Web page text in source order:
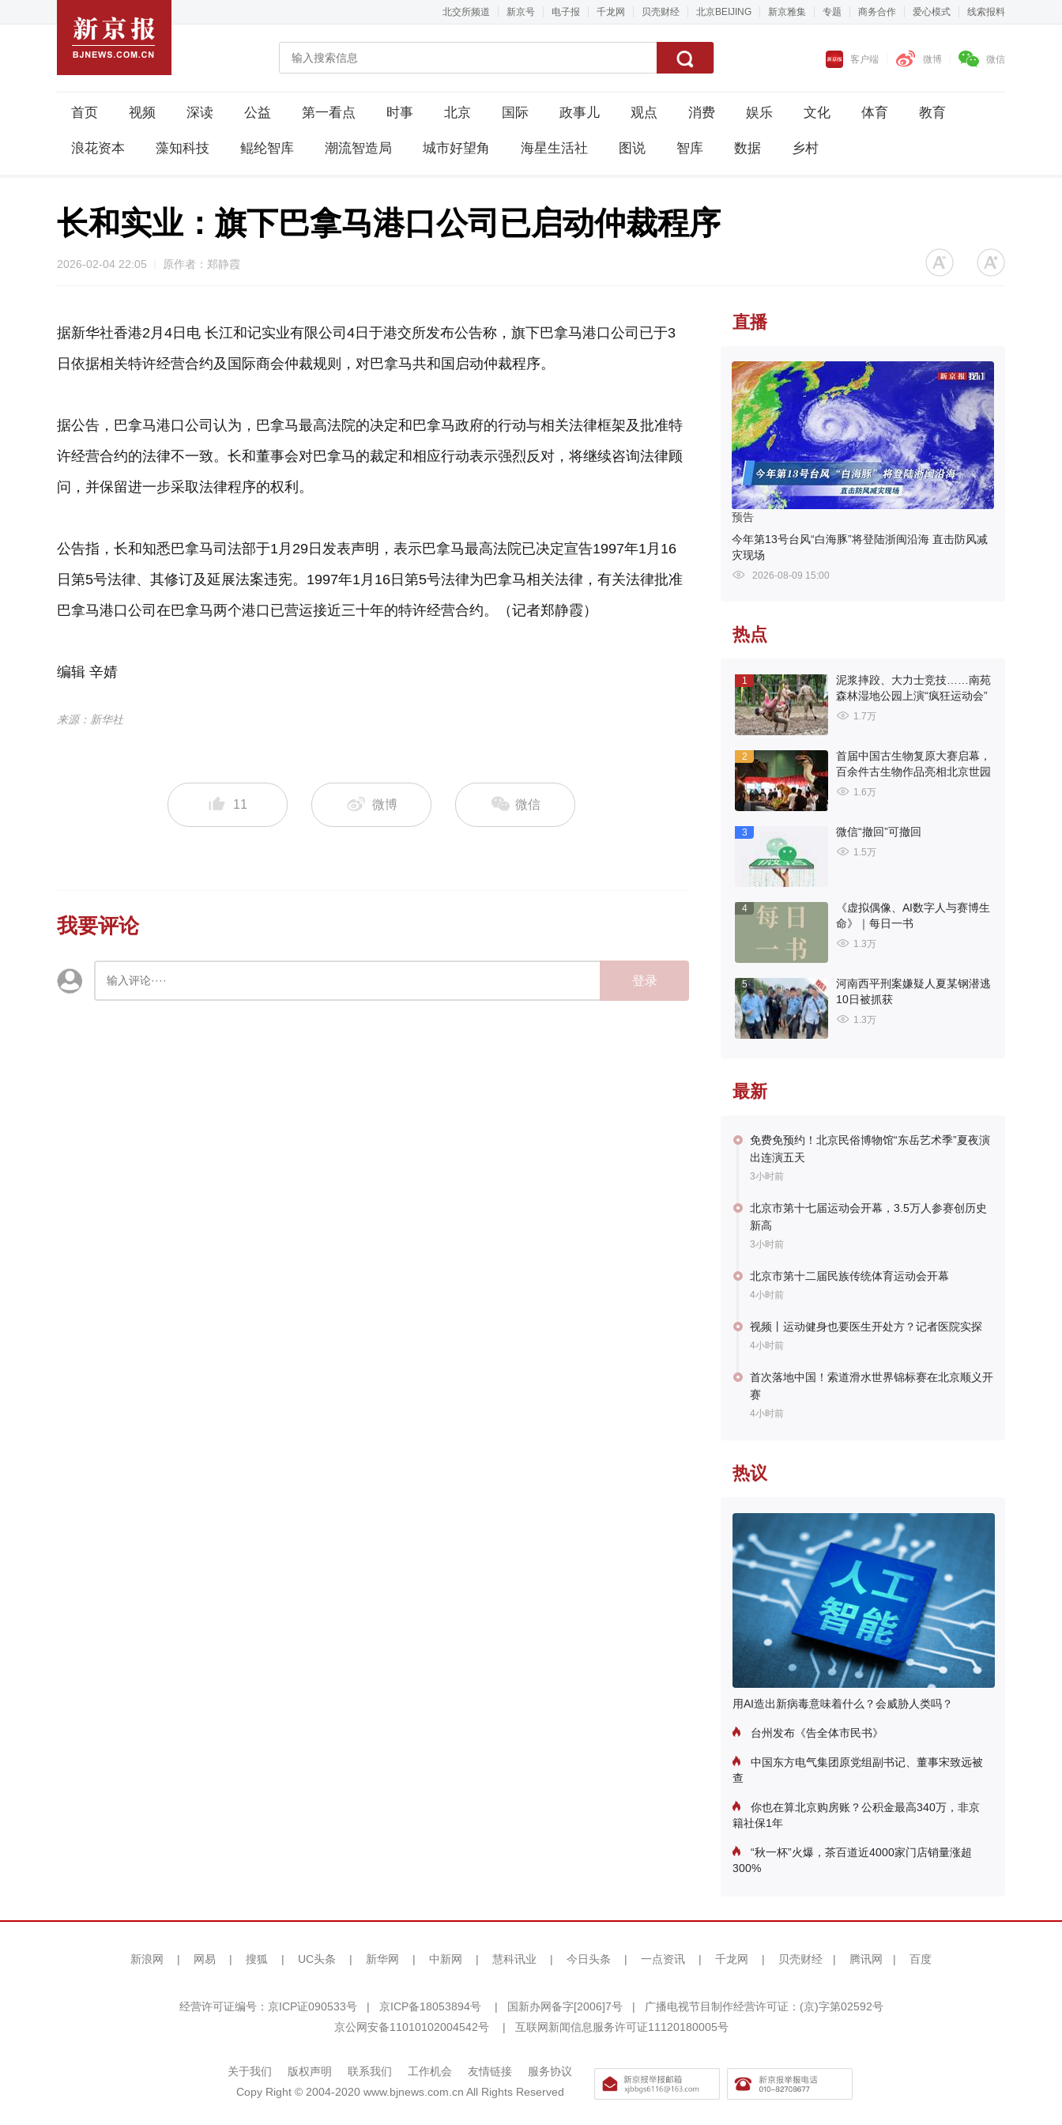
北交所频道 新京号 电子报 千龙网 贝壳财经 北京BEIJING 新京雅集 专题 商务合作 爱心模式 线索报料
客户端 微博 微信
首页 视频 深读 公益 第一看点 时事 北京 国际 政事儿 观点 消费 娱乐 文化 体育 教育
浪花资本 藻知科技 鲲纶智库 潮流智造局 城市好望角 海星生活社 图说 智库 数据 乡村
长和实业：旗下巴拿马港口公司已启动仲裁程序
2026-02-04 22:05 原作者：郑静霞
据新华社香港2月4日电 长江和记实业有限公司4日于港交所发布公告称，旗下巴拿马港口公司已于3
日依据相关特许经营合约及国际商会仲裁规则，对巴拿马共和国启动仲裁程序。
据公告，巴拿马港口公司认为，巴拿马最高法院的决定和巴拿马政府的行动与相关法律框架及批准特
许经营合约的法律不一致。长和董事会对巴拿马的裁定和相应行动表示强烈反对，将继续咨询法律顾
问，并保留进一步采取法律程序的权利。
公告指，长和知悉巴拿马司法部于1月29日发表声明，表示巴拿马最高法院已决定宣告1997年1月16
日第5号法律、其修订及延展法案违宪。1997年1月16日第5号法律为巴拿马相关法律，有关法律批准
巴拿马港口公司在巴拿马两个港口已营运接近三十年的特许经营合约。（记者郑静霞）
编辑 辛婧
来源：新华社
11 微博 微信
我要评论
登录
直播
预告
今年第13号台风“白海豚”将登陆浙闽沿海 直击防风减
灾现场
2026-08-09 15:00
热点
1
泥浆摔跤、大力士竞技……南苑
森林湿地公园上演“疯狂运动会”
1.7万
2
首届中国古生物复原大赛启幕，
百余件古生物作品亮相北京世园
1.6万
3 微信“撤回”可撤回
1.5万
4
《虚拟偶像、AI数字人与赛博生
命》｜每日一书
1.3万
5
河南西平刑案嫌疑人夏某钢潜逃
10日被抓获
1.3万
最新
免费免预约！北京民俗博物馆“东岳艺术季”夏夜演
出连演五天
3小时前
北京市第十七届运动会开幕，3.5万人参赛创历史
新高
3小时前
北京市第十二届民族传统体育运动会开幕
4小时前
视频丨运动健身也要医生开处方？记者医院实探
4小时前
首次落地中国！索道滑水世界锦标赛在北京顺义开
赛
4小时前
热议
用AI造出新病毒意味着什么？会威胁人类吗？
台州发布《告全体市民书》
中国东方电气集团原党组副书记、董事宋致远被
查
你也在算北京购房账？公积金最高340万，非京
籍社保1年
“秋一杯”火爆，茶百道近4000家门店销量涨超
300%
新浪网 | 网易 | 搜狐 | UC头条 | 新华网 | 中新网 | 慧科讯业 | 今日头条 | 一点资讯 | 千龙网 | 贝壳财经 | 腾讯网 | 百度
经营许可证编号：京ICP证090533号 | 京ICP备18053894号 | 国新办网备字[2006]7号 |
广播电视节目制作经营许可证：(京)字第02592号
京公网安备11010102004542号
| 互联网新闻信息服务许可证11120180005号
关于我们 版权声明 联系我们 工作机会 友情链接
服务协议
Copy Right © 2004-2020 www.bjnews.com.cn All Rights Reserved